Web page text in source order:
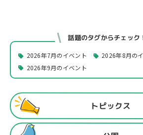
話題のタグからチェック
2026年7月のイベント
2026年8月の
2026年9月のイベント
トピックス